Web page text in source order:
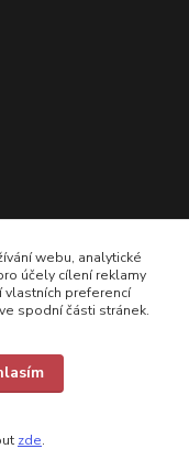
webu, analytické
účely cílení reklamy
vlastních preferencí
spodní části stránek.
zde.